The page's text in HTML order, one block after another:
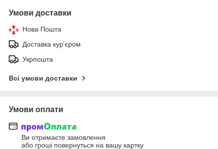
Умови доставки
Нова Пошта
Доставка кур'єром
Укрпошта
Всі умови доставки
Умови оплати
Ви отримаєте замовлення
або гроші повернуться на вашу картку